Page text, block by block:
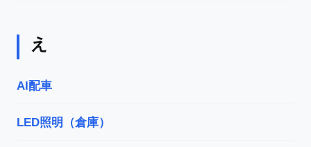
え
AI配車
LED照明（倉庫）